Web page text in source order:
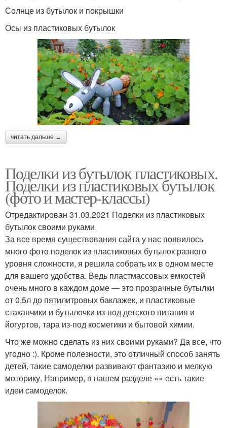
Солнце из бутылок и покрышки
Осы из пластиковых бутылок
читать дальше →
Поделки из бутылок пластиковых.
Поделки из пластиковых бутылок
(фото и мастер-классы)
Отредактирован 31.03.2021 Поделки из пластиковых
бутылок своими руками
За все время существования сайта у нас появилось
много фото поделок из пластиковых бутылок разного
уровня сложности, я решила собрать их в одном месте
для вашего удобства. Ведь пластмассовых емкостей
очень много в каждом доме — это прозрачные бутылки
от 0,5л до пятилитровых баклажек, и пластиковые
стаканчики и бутылочки из-под детского питания и
йогуртов, тара из-под косметики и бытовой химии.
Что же можно сделать из них своими руками? Да все, что
угодно :). Кроме полезности, это отличный способ занять
детей, такие самоделки развивают фантазию и мелкую
моторику. Например, в нашем разделе «» есть такие
идеи самоделок.